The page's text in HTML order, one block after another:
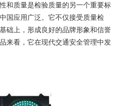
和质量是检验质量的另一个重要标
国应用广泛。它不仅接受质量检
础上，形成良好的品牌形象和信誉
来看，它在现代交通安全管理中发